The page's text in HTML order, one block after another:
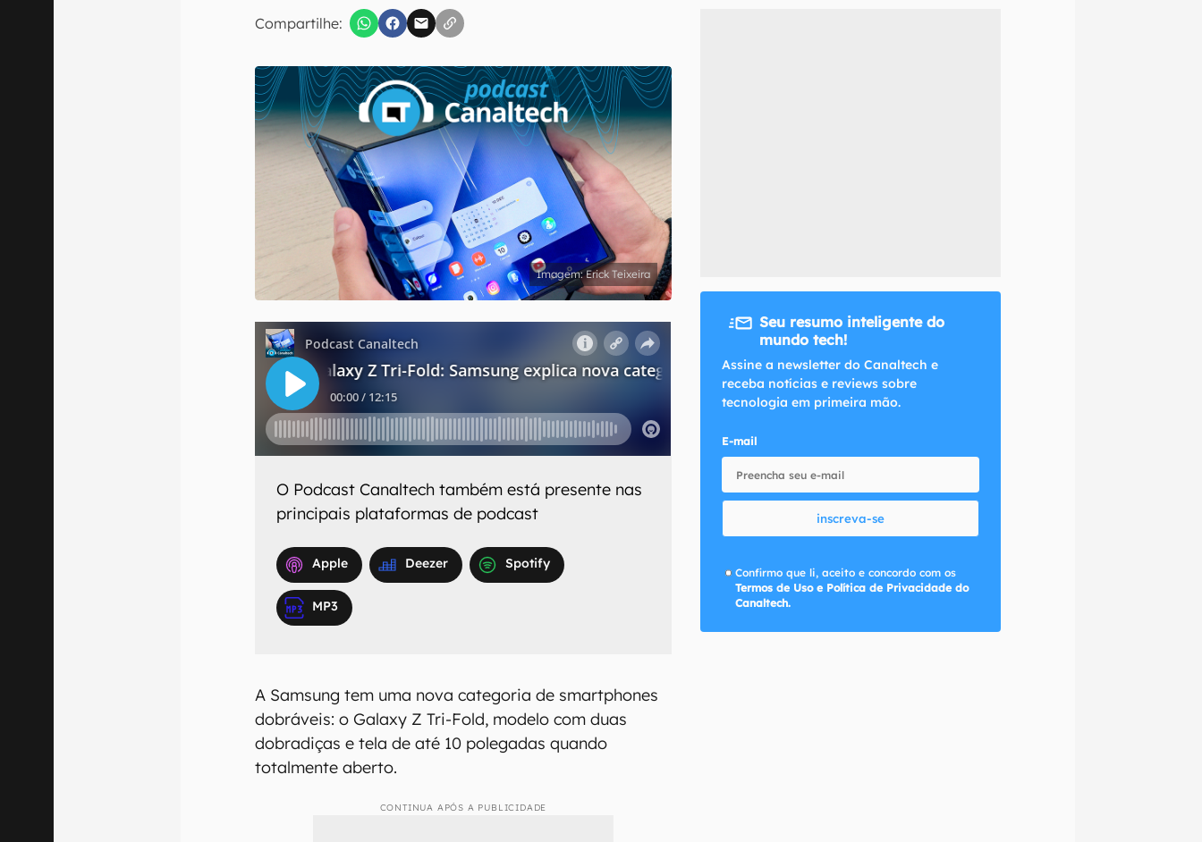
Compartilhe:
Confirmo que li, aceito e concordo com os Termos de Uso e Política de Privacidade do Canaltech.
Erick Teixeira
O Podcast Canaltech também está presente nas
principais plataformas de podcast
Apple Deezer Spotify
MP3
A Samsung tem uma nova categoria de smartphones
dobráveis: o Galaxy Z Tri-Fold, modelo com duas
dobradiças e tela de até 10 polegadas quando
totalmente aberto.
CONTINUA APÓS A PUBLICIDADE
Seu resumo inteligente do
mundo tech!
Assine a newsletter do Canaltech e
receba notícias e reviews sobre
tecnologia em primeira mão.
E-mail
inscreva-se
Confirmo que li, aceito e concordo com os
Termos de Uso e Política de Privacidade do
Canaltech.